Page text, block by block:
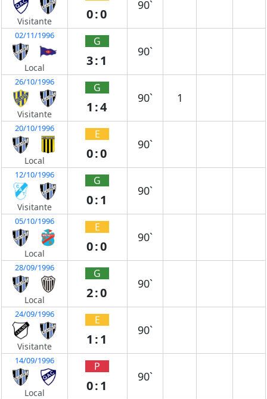
Visitante 0:0
90`
02/11/1996
Local
G
3:1
90`
26/10/1996
Visitante
G
1:4
90` 1
20/10/1996
Local
E
0:0
90`
12/10/1996
Visitante
G
0:1
90`
05/10/1996
Local
E
0:0
90`
28/09/1996
Local
G
2:0
90`
24/09/1996
Visitante
E
1:1
90`
14/09/1996
Local
P
0:1
90`